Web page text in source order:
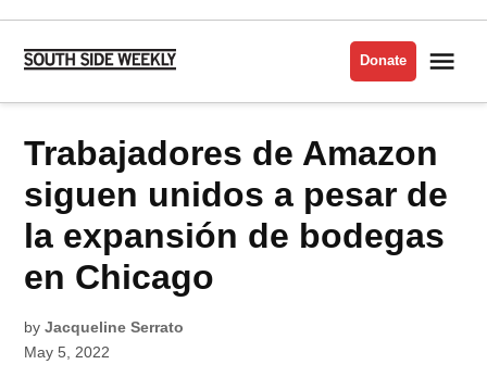
Skip
content
Side
Donate
POSTED
LABOR
Trabajadores de Amazon
siguen unidos a pesar de
la expansión de bodegas
en Chicago
by Jacqueline Serrato
May 5, 2022